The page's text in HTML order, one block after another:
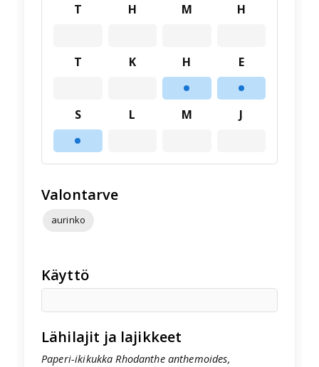
T H M H
T K H E
S L M J
Valontarve
aurinko
Käyttö
Lähilajit ja lajikkeet
Paperi-ikikukka Rhodanthe anthemoides,